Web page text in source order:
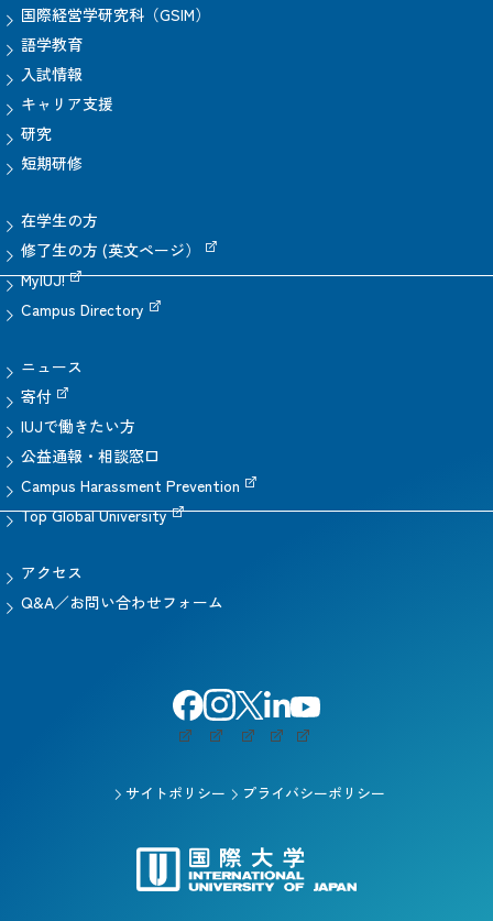
国際経営学研究科（GSIM）
語学教育
入試情報
キャリア支援
研究
短期研修
在学生の方
修了生の方 (英文ページ）
MyIUJ!
Campus Directory
ニュース
寄付
IUJで働きたい方
公益通報・相談窓口
Campus Harassment Prevention
Top Global University
アクセス
Q&A／お問い合わせフォーム
サイトポリシー プライバシーポリシー